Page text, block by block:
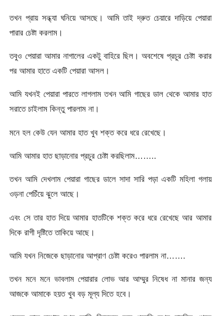
তখন প্রায় সন্ধ্যা ঘনিয়ে আসছে। আমি তাই দ্রুত চেয়ারে দাড়িয়ে পেয়ারা
পারার চেষ্টা করলাম।
তবুও পেয়ারা আমার নাগালের একটু বাহিরে ছিল। অবশেষে প্রচুর চেষ্টা করার
পর আমার হাতে একটি পেয়ারা আসল।
আমি যখনই পেয়ারা পারতে লাগলাম তখন আমি গাছের ডাল থেকে আমার হাত
সরাতে চাইলাম কিন্তু পারলাম না।
মনে হল কেউ যেন আমার হাত খুব শক্ত করে ধরে রেখেছে।
আমি আমার হাত ছাড়ানোর প্রচুর চেষ্টা করছিলাম……..
তখন আমি দেখলাম পেয়ারা গাছের ডালে সাদা সারি পড়া একটি মহিলা গলায়
ওড়না পেচিঁয়ে ঝুলে আছে।
এবং সে তার হাত দিয়ে আমার হাতটিকে শক্ত করে ধরে রেখেছে আর আমার
দিকে রাগী দৃষ্টিতে তাকিয়ে আছে।
আমি যখন নিজেকে ছাড়ানোর আপ্রাণ চেষ্টা করেও পারলাম না…….
তখন মনে মনে ভাবলাম পেয়ারার লোভ আর আম্মুর নিষেধ না মানার জন্য
আজকে আমাকে হয়ত খুব বড় মূল্য দিতে হবে।